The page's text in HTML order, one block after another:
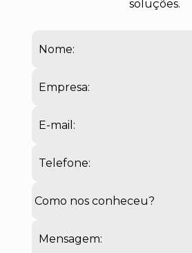
soluções.
Nome:
Empresa:
E-mail:
Telefone:
Mensagem: